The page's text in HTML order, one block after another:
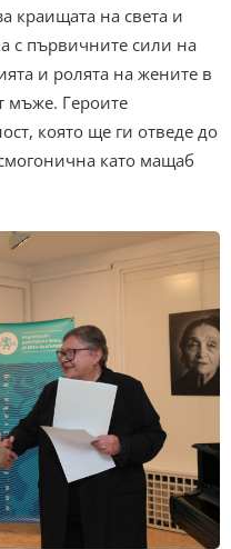
краищата на света и
с първичните сили на
и ролята на жените в
мъже. Героите
която ще ги отведе до
като мащаб